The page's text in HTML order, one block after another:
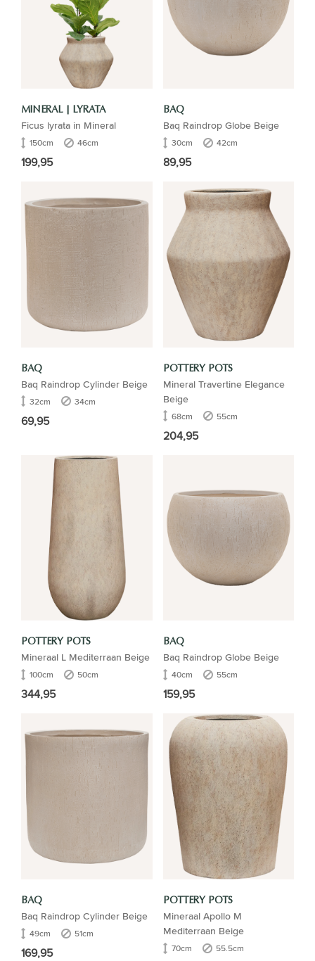
MINERAL | LYRATA
Ficus lyrata in Mineral
150cm 46cm
199,95
BAQ
Baq Raindrop Globe Beige
30cm 42cm
89,95
BAQ
Baq Raindrop Cylinder Beige
32cm 34cm
69,95
POTTERY POTS
Mineral Travertine Elegance
Beige
68cm 55cm
204,95
POTTERY POTS
Mineraal L Mediterraan Beige
100cm 50cm
344,95
BAQ
Baq Raindrop Globe Beige
40cm 55cm
159,95
BAQ
Baq Raindrop Cylinder Beige
49cm 51cm
169,95
POTTERY POTS
Mineraal Apollo M
Mediterraan Beige
70cm 55.5cm